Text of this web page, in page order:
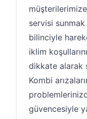
müşterilerimize
servisi
bilinciyle
iklim
dikkate alarak
Kombi
güvencesiyle